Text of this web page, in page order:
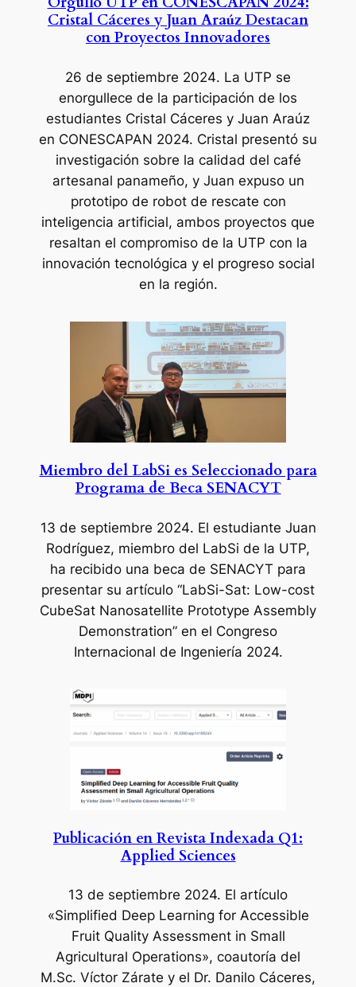
Cristal Cáceres y Juan Araúz Destacan
con Proyectos Innovadores
26 de septiembre 2024. La UTP se
enorgullece de la participación de los
estudiantes Cristal Cáceres y Juan Araúz
en CONESCAPAN 2024. Cristal presentó su
investigación sobre la calidad del café
artesanal panameño, y Juan expuso un
prototipo de robot de rescate con
inteligencia artificial, ambos proyectos que
resaltan el compromiso de la UTP con la
innovación tecnológica y el progreso social
en la región.
Miembro del LabSi es Seleccionado para
Programa de Beca SENACYT
13 de septiembre 2024. El estudiante Juan
Rodríguez, miembro del LabSi de la UTP,
ha recibido una beca de SENACYT para
presentar su artículo “LabSi-Sat: Low-cost
CubeSat Nanosatellite Prototype Assembly
Demonstration” en el Congreso
Internacional de Ingeniería 2024.
Publicación en Revista Indexada Q1:
Applied Sciences
13 de septiembre 2024. El artículo
«Simplified Deep Learning for Accessible
Fruit Quality Assessment in Small
Agricultural Operations», coautoría del
M.Sc. Víctor Zárate y el Dr. Danilo Cáceres,